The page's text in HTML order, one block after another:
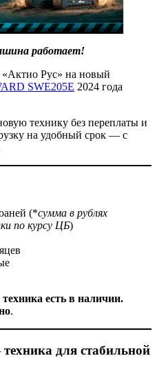
работает!
«Актио Рус» на новый
SWE205E 2024 года
технику без переплаты и
на удобный срок — с
(*сумма в рублях
по курсу ЦБ)
есть в наличии.
.
для стабильной